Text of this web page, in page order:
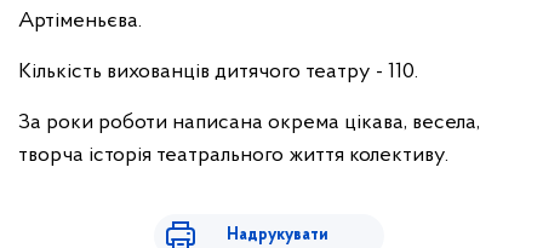
Артіменьєва.
Кількість вихованців дитячого театру - 110.
За роки роботи написана окрема цікава, весела,
творча історія театрального життя колективу.
Надрукувати